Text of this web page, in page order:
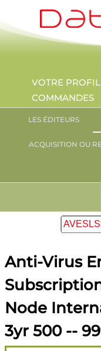
VOTRE PROFIL
COMMANDES
LES ÉDITEURS
ACQUISITION OU
Anti-Virus
Node
3yr 500 --